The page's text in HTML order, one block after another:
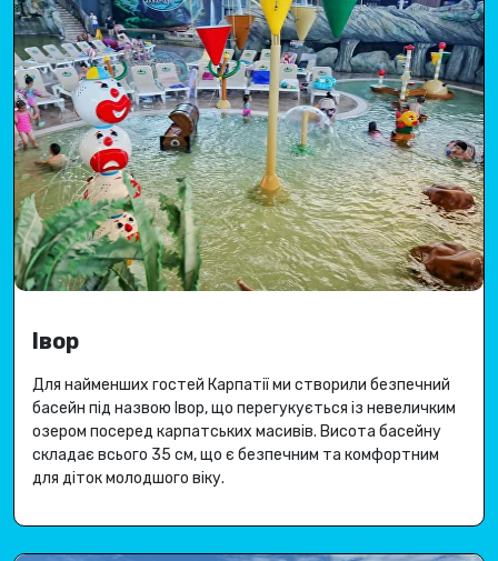
Івор
Для найменших гостей Карпатії ми створили безпечний
басейн під назвою Івор, що перегукується із невеличким
озером посеред карпатських масивів. Висота басейну
складає всього 35 см, що є безпечним та комфортним
для діток молодшого віку.